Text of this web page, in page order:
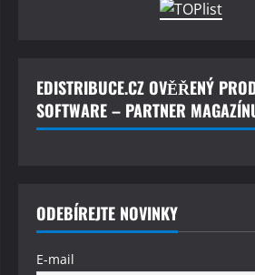
EDISTRIBUCE.CZ OVĚŘENÝ
SOFTWARE – PARTNER
ODEBÍREJTE NOVINKY
E-mail